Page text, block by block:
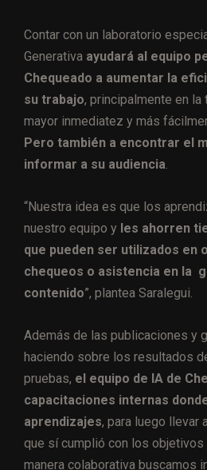
Contar con un laboratorio
Generativa ayudará al equipo
Chequeado a aumentar la
su trabajo, principalmente en la
mayor inmediatez y más
Pero también a encontrar el
informar a su audiencia
“Nuestra idea es que los
nuestro equipo y les ahorren
que pueden ser utilizados en
chequeos o asistencia en la
contenido”, plantea Saralegui.
Además de las publicaciones y
haciendo sobre los resultados
pruebas, el equipo de IA de
capacitaciones internas
aprendizajes, para luego llevar
que sí cumplió con los objetivos
manera colaborativa buscamos